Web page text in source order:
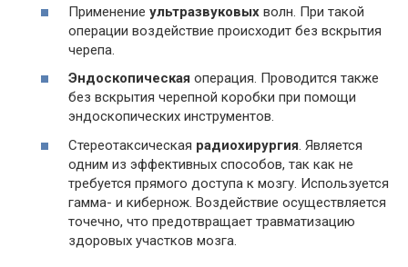
Применение ультразвуковых волн. При такой
операции воздействие происходит без вскрытия
черепа.
Эндоскопическая операция. Проводится также
без вскрытия черепной коробки при помощи
эндоскопических инструментов.
Стереотаксическая радиохирургия . Является
одним из эффективных способов, так как не
требуется прямого доступа к мозгу. Используется
гамма- и кибернож. Воздействие осуществляется
точечно, что предотвращает травматизацию
здоровых участков мозга.